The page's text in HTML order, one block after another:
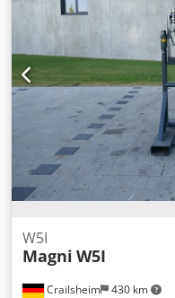
Crailsheim 430 km
W5I
Magni W5I